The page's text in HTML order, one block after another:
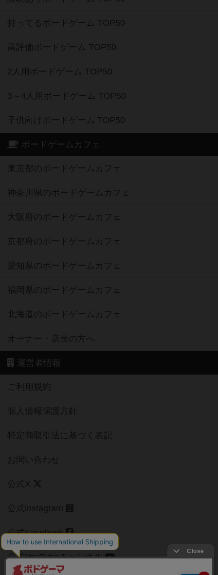
持ってるボードゲーム TOP50
高評価ボードゲーム TOP50
2人用ボードゲーム TOP50
3～4人用ボードゲーム TOP50
子供向けボードゲーム TOP50
ボードゲームカフェ
東京都のボードゲームカフェ
神奈川県のボードゲームカフェ
大阪府のボードゲームカフェ
京都府のボードゲームカフェ
愛知県のボードゲームカフェ
福岡県のボードゲームカフェ
北海道のボードゲームカフェ
オーナー・店長の方へ
運営者情報
ご利用規約
個人情報保護方針
特定商取引法に基づく表記
お問い合わせ
公式X
公式instagram
公式Facebook
公式YouTubeチャンネル